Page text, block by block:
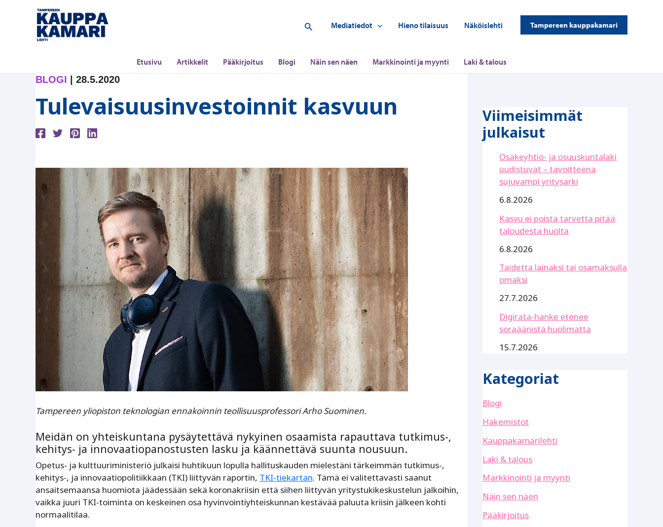
Hae Mediatiedot Hieno tilaisuus Näköislehti Tampereen kauppakamari
Etusivu Artikkelit Pääkirjoitus Blogi Näin sen näen Markkinointi ja myynti Laki & talous
BLOGI | 28.5.2020
Tulevaisuusinvestoinnit kasvuun
Tampereen yliopiston teknologian ennakoinnin teollisuusprofessori Arho Suominen.
Meidän on yhteiskuntana pysäytettävä nykyinen osaamista rapauttava tutkimus-,
kehitys- ja innovaatiopanostusten lasku ja käännettävä suunta nousuun.
Opetus- ja kulttuuriministeriö julkaisi huhtikuun lopulla hallituskauden mielestäni tärkeimmän tutkimus-,
kehitys-, ja innovaatiopolitiikkaan (TKI) liittyvän raportin, TKI-tiekartan. Tämä ei valitettavasti saanut
ansaitsemaansa huomiota jäädessään sekä koronakriisin että siihen liittyvän yritystukikeskustelun jalkoihin,
vaikka juuri TKI-toiminta on keskeinen osa hyvinvointiyhteiskunnan kestävää paluuta kriisin jälkeen kohti
normaalitilaa.
Viimeisimmät
julkaisut
Osakeyhtiö- ja osuuskuntalaki
uudistuvat – tavoitteena
sujuvampi yritysarki
6.8.2026
Kasvu ei poista tarvetta pitää
taloudesta huolta
6.8.2026
Taidetta lainaksi tai osamaksulla
omaksi
27.7.2026
Digirata-hanke etenee
soraäänistä huolimatta
15.7.2026
Kategoriat
Blogi
Hakemistot
Kauppakamarilehti
Laki & talous
Markkinointi ja myynti
Näin sen näen
Pääkirjoitus